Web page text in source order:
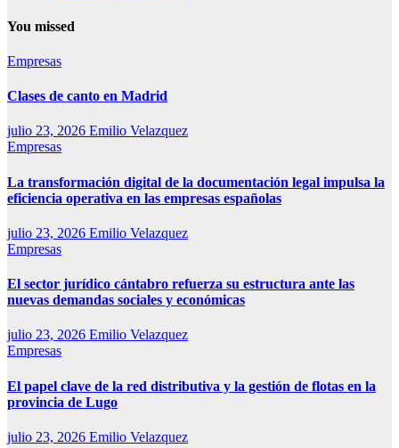
You missed
Empresas
Clases de canto en Madrid
julio 23, 2026 Emilio Velazquez
Empresas
La transformación digital de la documentación legal impulsa la
eficiencia operativa en las empresas españolas
julio 23, 2026 Emilio Velazquez
Empresas
El sector jurídico cántabro refuerza su estructura ante las
nuevas demandas sociales y económicas
julio 23, 2026 Emilio Velazquez
Empresas
El papel clave de la red distributiva y la gestión de flotas en la
provincia de Lugo
julio 23, 2026 Emilio Velazquez